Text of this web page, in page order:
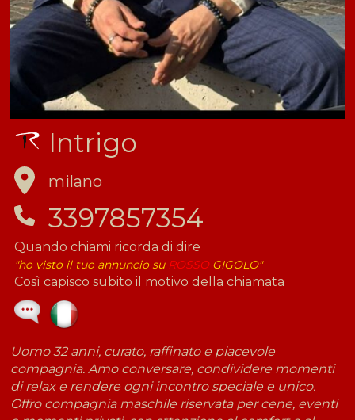
Intrigo
milano
3397857354
Quando chiami ricorda di dire
"ho visto il tuo annuncio su ROSSO GIGOLO"
Così capisco subito il motivo della chiamata
Uomo 32 anni, curato, raffinato e piacevole
compagnia. Amo conversare, condividere momenti
di relax e rendere ogni incontro speciale e unico.
Offro compagnia maschile riservata per cene, eventi